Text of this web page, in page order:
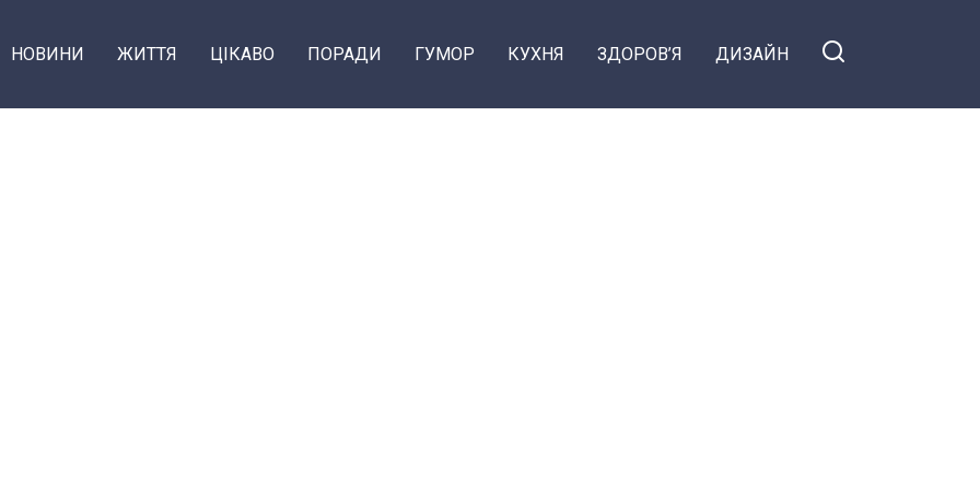
НОВИНИ ЖИТТЯ ЦІКАВО ПОРАДИ ГУМОР КУХНЯ ЗДОРОВ’Я ДИЗАЙН